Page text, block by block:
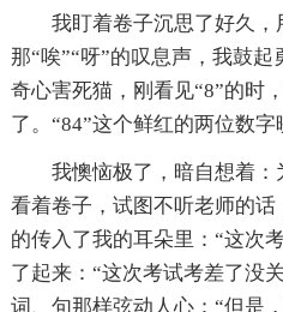
我盯着卷子沉思了好久，
那“唉”“呀”的叹息声，我鼓
奇心害死猫，刚看见“8”的时
了。“84”这个鲜红的两位数字
我懊恼极了，暗自想着
看着卷子，试图不听老师的
的传入了我的耳朵里：“这
了起来：“这次考试考差了没
词、句那样弦动人心：“但是